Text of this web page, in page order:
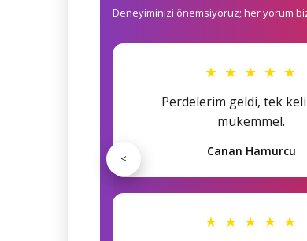
Deneyiminizi önemsiyoruz; her yorum
★ ★ ★ ★ ★
Perdelerim geldi, tek
mükemmel.
Canan Hamurcu
★ ★ ★ ★ ★
<